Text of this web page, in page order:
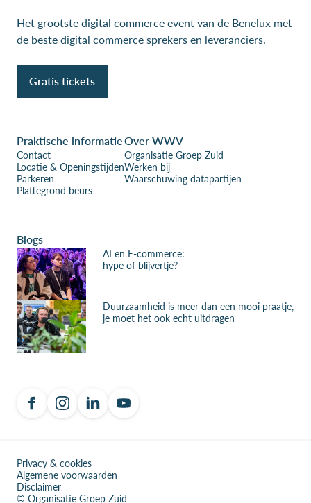
Het grootste digital commerce event van de Benelux met
de beste digital commerce sprekers en leveranciers.
Gratis tickets
Praktische informatie
Contact
Locatie & Openingstijden
Parkeren
Plattegrond beurs
Over WWV
Organisatie Groep Zuid
Werken bij
Waarschuwing datapartijen
Blogs
AI en E-commerce:
hype of blijvertje?
Duurzaamheid is meer dan een mooi praatje,
je moet het ook echt uitdragen
Privacy & cookies
Algemene voorwaarden
Disclaimer
© Organisatie Groep Zuid